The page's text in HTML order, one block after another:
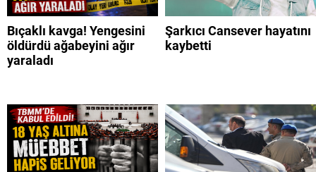
Bıçaklı kavga! Yengesini
öldürdü ağabeyini ağır
yaraladı
Şarkıcı Cansever hayatını
kaybetti